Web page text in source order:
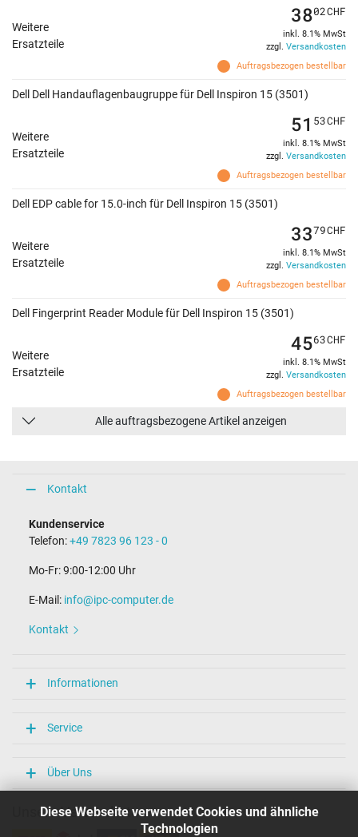
Diese Webseite verwendet Cookies und ähnliche
Technologien
Weitere
Ersatzteile
Auftragsbezogen bestellbar
3802CHF
inkl. 8.1% MwSt
zzgl. Versandkosten
Dell Dell Handauflagenbaugruppe für Dell Inspiron 15 (3501)
Weitere
Ersatzteile
Auftragsbezogen bestellbar
51 53CHF
inkl. 8.1% MwSt
zzgl. Versandkosten
Dell EDP cable for 15.0-inch für Dell Inspiron 15 (3501)
Weitere
Ersatzteile
Auftragsbezogen bestellbar
3379CHF
inkl. 8.1% MwSt
zzgl. Versandkosten
Dell Fingerprint Reader Module für Dell Inspiron 15 (3501)
Weitere
Ersatzteile
Auftragsbezogen bestellbar
4563CHF
inkl. 8.1% MwSt
zzgl. Versandkosten
Alle auftragsbezogene Artikel anzeigen
Kontakt
Kundenservice
Telefon:+49 7823 96 123 - 0
Mo-Fr: 9:00-12:00 Uhr
E-Mail: info@ipc-computer.de
Kontakt
Informationen
Service
Über Uns
Unsere Versandarten